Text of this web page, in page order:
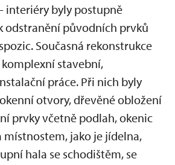
interiéry byly postupně
odstranění původních prvků
Současná rekonstrukce
stavební,
práce. Při nich byly
otvory, dřevěné obložení
prvky včetně podlah, okenic
místnostem, jako je jídelna,
hala se schodištěm, se